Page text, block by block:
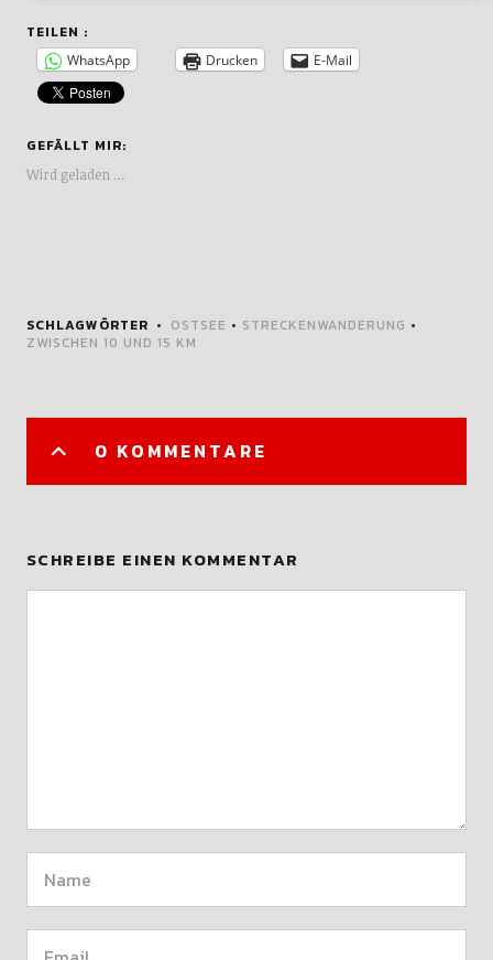
TEILEN :
WhatsApp Drucken E-Mail
GEFÄLLT MIR:
Wird geladen …
SCHLAGWÖRTER OSTSEE • STRECKENWANDERUNG •
ZWISCHEN 10 UND 15 KM
0 KOMMENTARE
SCHREIBE EINEN KOMMENTAR